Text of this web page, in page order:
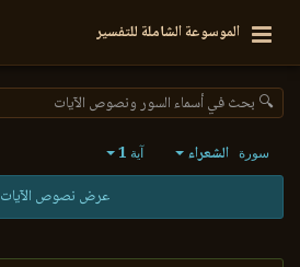
الموسوعة الشاملة للتفسير
🔍 بحث في أسماء السور ونصوص الآيات
سورة الشعراء آية 1
عرض نصوص الآيات